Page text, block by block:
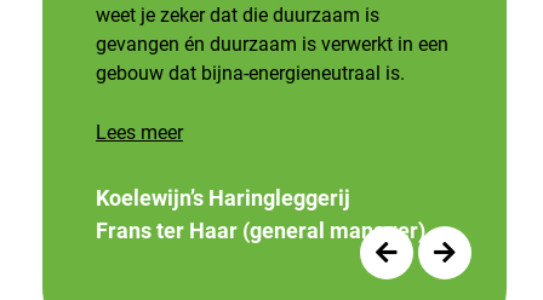
weet je zeker dat die duurzaam is
gevangen én duurzaam is verwerkt in een
gebouw dat bijna-energieneutraal is.
Lees meer
Koelewijn’s Haringleggerij
Frans ter Haar (general manager)